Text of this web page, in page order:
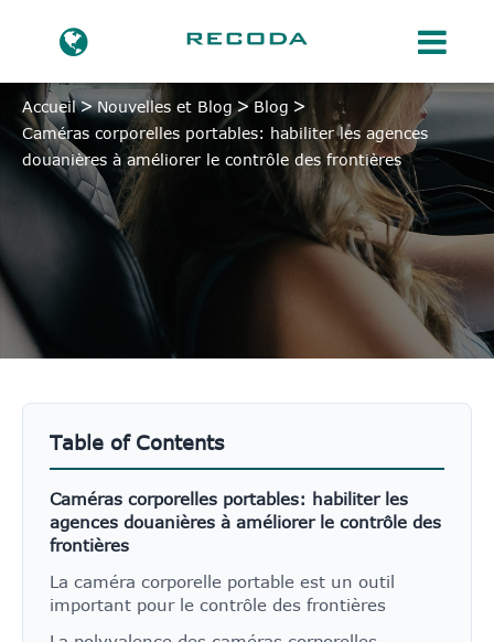
Accueil Nouvelles et Blog
Blog
Caméras corporelles portables: habiliter les agences
douanières à améliorer le contrôle des frontières
Table of Contents
Caméras corporelles portables: habiliter les
agences douanières à améliorer le contrôle des
frontières
La caméra corporelle portable est un outil
important pour le contrôle des frontières